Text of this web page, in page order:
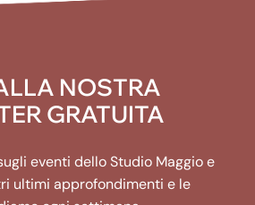
NOSTRA
GRATUITA
eventi dello Studio Maggio e
ultimi approfondimenti e le